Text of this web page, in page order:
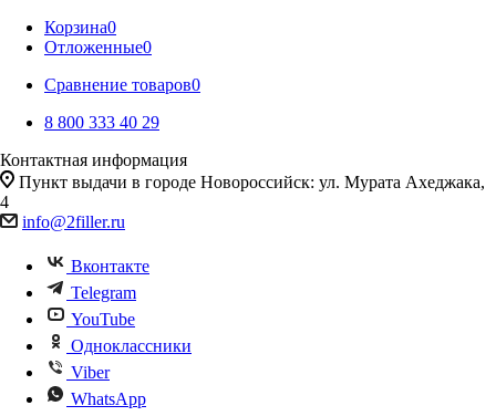
Корзина0
Отложенные0
Сравнение товаров0
8 800 333 40 29
Контактная информация
Пункт выдачи в городе Новороссийск: ул. Мурата Ахеджака,
4
info@2filler.ru
Вконтакте
Telegram
YouTube
Одноклассники
Viber
WhatsApp